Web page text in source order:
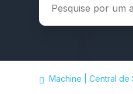
Machine | Central de